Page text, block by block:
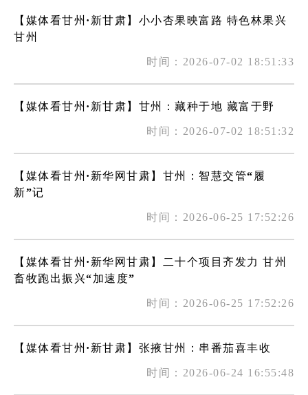
【媒体看甘州·新甘肃】小小杏果映富路 特色林果兴
甘州
时间：2026-07-02 18:51:33
【媒体看甘州·新甘肃】甘州：藏种于地 藏富于野
时间：2026-07-02 18:51:32
【媒体看甘州·新华网甘肃】甘州：智慧交管“履
新”记
时间：2026-06-25 17:52:26
【媒体看甘州·新华网甘肃】二十个项目齐发力 甘州
畜牧跑出振兴“加速度”
时间：2026-06-25 17:52:26
【媒体看甘州·新甘肃】张掖甘州：串番茄喜丰收
时间：2026-06-24 16:55:48